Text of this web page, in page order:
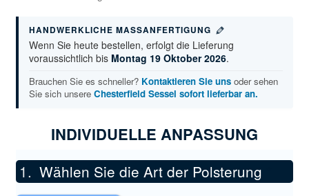
HANDWERKLICHE MASSANFERTIGUNG
Wenn Sie heute bestellen, erfolgt die Lieferung
voraussichtlich bis Montag 19 Oktober 2026.
Brauchen Sie es schneller? Kontaktieren Sie unsoder sehen
Sie sich unsere Chesterfield Sessel sofort lieferbar an.
INDIVIDUELLE ANPASSUNG
Wählen Sie die Art der Polsterung